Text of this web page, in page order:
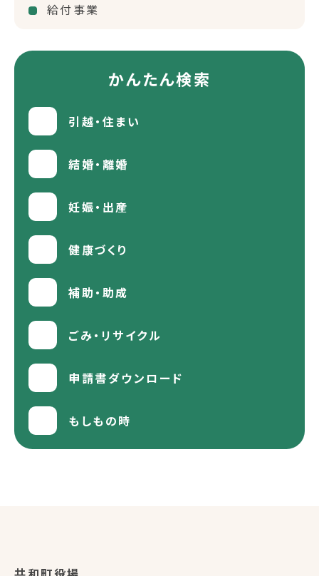
給付事業
かんたん検索
引越・住まい
結婚・離婚
妊娠・出産
健康づくり
補助・助成
ごみ・リサイクル
申請書ダウンロード
もしもの時